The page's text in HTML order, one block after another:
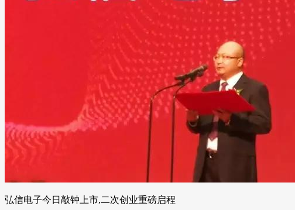
弘信电子今日敲钟上市,二次创业重磅启程